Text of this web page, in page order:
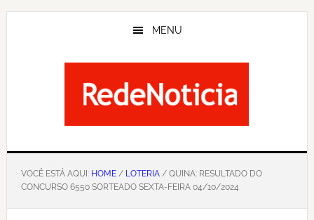
Skip
MENU
VOCÊ ESTÁ AQUI: HOME/ LOTERIA/ QUINA: RESULTADO DO
CONCURSO 6550 SORTEADO SEXTA-FEIRA 04/10/2024